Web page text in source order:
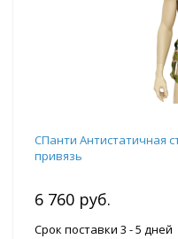
СПанти Антистатичная
привязь
6 760 руб.
Срок поставки 3 - 5 дней